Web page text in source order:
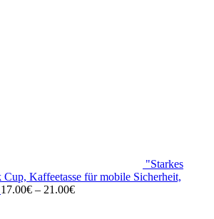
"Starkes
Cup, Kaffeetasse für mobile Sicherheit,
17.00€ – 21.00€